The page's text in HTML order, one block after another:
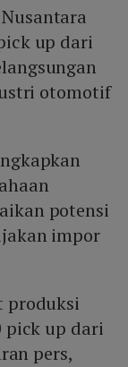
up dari
otomotif
potensi
impor
produksi
pick up dari
pers,